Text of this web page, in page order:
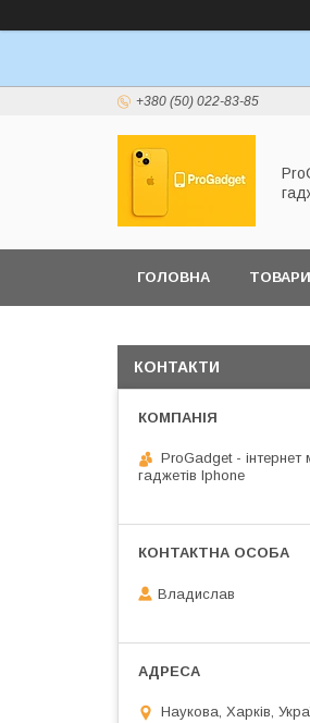
+380 (50) 022-83-85
ГОЛОВНА
КОНТАКТИ
ProGadget - iнтернет
гаджетів Iphone
Владислав
Наукова, Харків,